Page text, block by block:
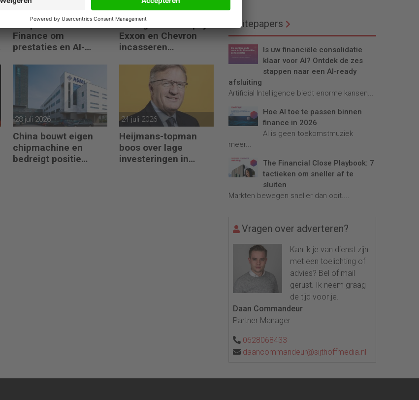
04 augustus 2026
Crisp zoekt Head of
Finance om
prestaties en AI-
03 augustus 2026
Oorlog stuwt olieprijs:
Exxon en Chevron
incasseren
28 juli 2026
China bouwt eigen
chipmachine en
bedreigt positie
24 juli 2026
Heijmans-topman
boos over lage
investeringen in
Whitepapers
Is uw financiële consolidatie
klaar voor AI? Ontdek de zes
stappen naar een AI-ready
afsluiting
Artificial Intelligence biedt enorme kansen...
Hoe AI toe te passen binnen
finance in 2026
AI is geen toekomstmuziek
meer...
The Financial Close Playbook: 7
tactieken om sneller af te
sluiten
Markten bewegen sneller dan ooit....
Vragen over adverteren?
Kan ik je van dienst zijn
met een toelichting of
advies? Bel of mail
gerust. Ik neem graag
de tijd voor je.
Daan Commandeur
Partner Manager
0628068433
daancommandeur@sijthoffmedia.nl